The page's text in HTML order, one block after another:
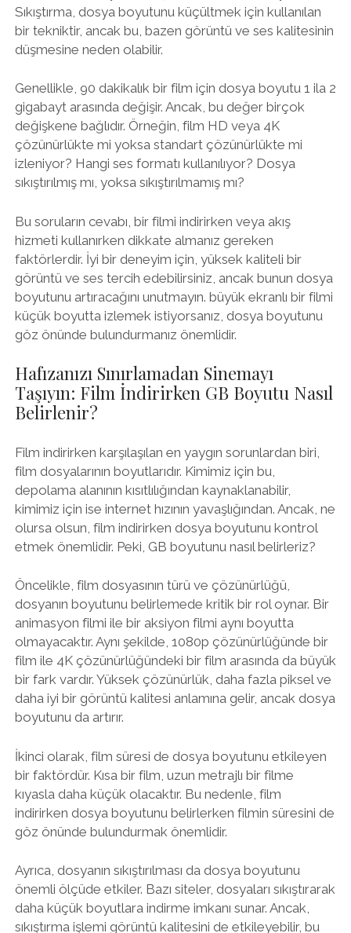
Sıkıştırma, dosya boyutunu küçültmek için kullanılan
bir tekniktir, ancak bu, bazen görüntü ve ses kalitesinin
düşmesine neden olabilir.
Genellikle, 90 dakikalık bir film için dosya boyutu 1 ila 2
gigabayt arasında değişir. Ancak, bu değer birçok
değişkene bağlıdır. Örneğin, film HD veya 4K
çözünürlükte mi yoksa standart çözünürlükte mi
izleniyor? Hangi ses formatı kullanılıyor? Dosya
sıkıştırılmış mı, yoksa sıkıştırılmamış mı?
Bu soruların cevabı, bir filmi indirirken veya akış
hizmeti kullanırken dikkate almanız gereken
faktörlerdir. İyi bir deneyim için, yüksek kaliteli bir
görüntü ve ses tercih edebilirsiniz, ancak bunun dosya
boyutunu artıracağını unutmayın. büyük ekranlı bir filmi
küçük boyutta izlemek istiyorsanız, dosya boyutunu
göz önünde bulundurmanız önemlidir.
Hafızanızı Sınırlamadan Sinemayı
Taşıyın: Film İndirirken GB Boyutu Nasıl
Belirlenir?
Film indirirken karşılaşılan en yaygın sorunlardan biri,
film dosyalarının boyutlarıdır. Kimimiz için bu,
depolama alanının kısıtlılığından kaynaklanabilir,
kimimiz için ise internet hızının yavaşlığından. Ancak, ne
olursa olsun, film indirirken dosya boyutunu kontrol
etmek önemlidir. Peki, GB boyutunu nasıl belirleriz?
Öncelikle, film dosyasının türü ve çözünürlüğü,
dosyanın boyutunu belirlemede kritik bir rol oynar. Bir
animasyon filmi ile bir aksiyon filmi aynı boyutta
olmayacaktır. Aynı şekilde, 1080p çözünürlüğünde bir
film ile 4K çözünürlüğündeki bir film arasında da büyük
bir fark vardır. Yüksek çözünürlük, daha fazla piksel ve
daha iyi bir görüntü kalitesi anlamına gelir, ancak dosya
boyutunu da artırır.
İkinci olarak, film süresi de dosya boyutunu etkileyen
bir faktördür. Kısa bir film, uzun metrajlı bir filme
kıyasla daha küçük olacaktır. Bu nedenle, film
indirirken dosya boyutunu belirlerken filmin süresini de
göz önünde bulundurmak önemlidir.
Ayrıca, dosyanın sıkıştırılması da dosya boyutunu
önemli ölçüde etkiler. Bazı siteler, dosyaları sıkıştırarak
daha küçük boyutlara indirme imkanı sunar. Ancak,
sıkıştırma işlemi görüntü kalitesini de etkileyebilir, bu